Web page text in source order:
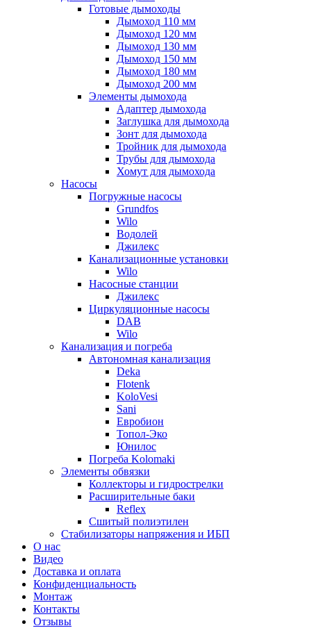
Готовые дымоходы
Дымоход 110 мм
Дымоход 120 мм
Дымоход 130 мм
Дымоход 150 мм
Дымоход 180 мм
Дымоход 200 мм
Элементы дымохода
Адаптер дымохода
Заглушка для дымохода
Зонт для дымохода
Тройник для дымохода
Трубы для дымохода
Хомут для дымохода
Насосы
Погружные насосы
Grundfos
Wilo
Водолей
Джилекс
Канализационные установки
Wilo
Насосные станции
Джилекс
Циркуляционные насосы
DAB
Wilo
Канализация и погреба
Автономная канализация
Deka
Flotenk
KoloVesi
Sani
Евробион
Топол-Эко
Юнилос
Погреба Kolomaki
Элементы обвязки
Коллекторы и гидрострелки
Расширительные баки
Reflex
Сшитый полиэтилен
Стабилизаторы напряжения и ИБП
О нас
Видео
Доставка и оплата
Конфиденциальность
Монтаж
Контакты
Отзывы